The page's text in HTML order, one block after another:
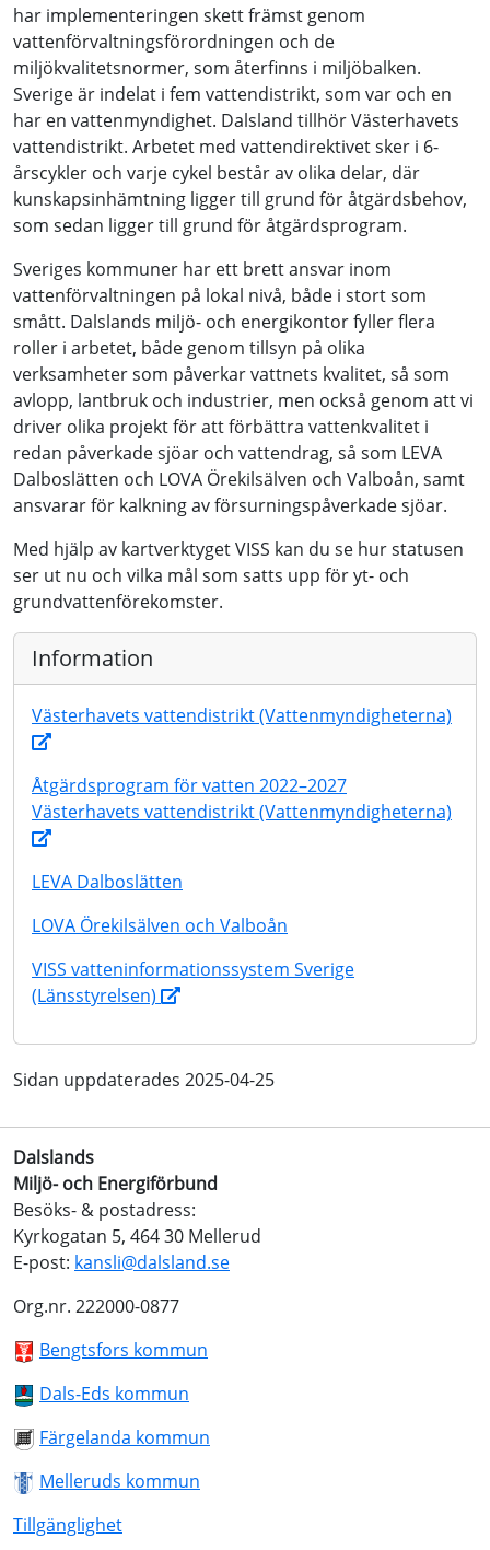
har implementeringen skett främst genom
vattenförvaltningsförordningen och de
miljökvalitetsnormer, som återfinns i miljöbalken.
Sverige är indelat i fem vattendistrikt, som var och en
har en vattenmyndighet. Dalsland tillhör Västerhavets
vattendistrikt. Arbetet med vattendirektivet sker i 6-
årscykler och varje cykel består av olika delar, där
kunskapsinhämtning ligger till grund för åtgärdsbehov,
som sedan ligger till grund för åtgärdsprogram.
Sveriges kommuner har ett brett ansvar inom
vattenförvaltningen på lokal nivå, både i stort som
smått. Dalslands miljö- och energikontor fyller flera
roller i arbetet, både genom tillsyn på olika
verksamheter som påverkar vattnets kvalitet, så som
avlopp, lantbruk och industrier, men också genom att vi
driver olika projekt för att förbättra vattenkvalitet i
redan påverkade sjöar och vattendrag, så som LEVA
Dalboslätten och LOVA Örekilsälven och Valboån, samt
ansvarar för kalkning av försurningspåverkade sjöar.
Med hjälp av kartverktyget VISS kan du se hur statusen
ser ut nu och vilka mål som satts upp för yt- och
grundvattenförekomster.
Information
Västerhavets vattendistrikt (Vattenmyndigheterna)
Åtgärdsprogram för vatten 2022–2027
Västerhavets vattendistrikt (Vattenmyndigheterna)
LEVA Dalboslätten
LOVA Örekilsälven och Valboån
VISS vatteninformationssystem Sverige
(Länsstyrelsen)
Sidan uppdaterades 2025-04-25
Dalslands
Miljö- och Energiförbund
Besöks- & postadress:
Kyrkogatan 5, 464 30 Mellerud
E-post: kansli@dalsland.se
Org.nr. 222000-0877
Bengtsfors kommun
Dals-Eds kommun
Färgelanda kommun
Melleruds kommun
Tillgänglighet